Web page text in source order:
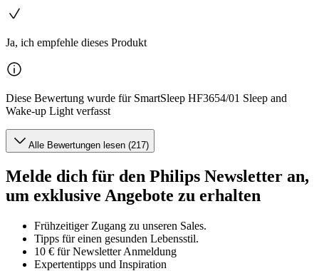
Ja, ich empfehle dieses Produkt
Diese Bewertung wurde für SmartSleep HF3654/01 Sleep and
Wake-up Light verfasst
Alle Bewertungen lesen (217)
Melde dich für den Philips Newsletter an,
um exklusive Angebote zu erhalten
Frühzeitiger Zugang zu unseren Sales.
Tipps für einen gesunden Lebensstil.
10 € für Newsletter Anmeldung
Expertentipps und Inspiration